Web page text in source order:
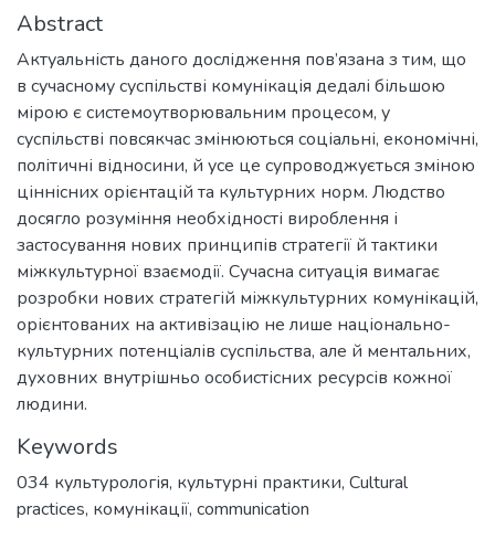
Abstract
Актуальність даного дослідження пов’язана з тим, що
в сучасному суспільстві комунікація дедалі більшою
мірою є системоутворювальним процесом, у
суспільстві повсякчас змінюються соціальні, економічні,
політичні відносини, й усе це супроводжується зміною
ціннісних орієнтацій та культурних норм. Людство
досягло розуміння необхідності вироблення і
застосування нових принципів стратегії й тактики
міжкультурної взаємодії. Сучасна ситуація вимагає
розробки нових стратегій міжкультурних комунікацій,
орієнтованих на активізацію не лише національно-
культурних потенціалів суспільства, але й ментальних,
духовних внутрішньо особистісних ресурсів кожної
людини.
Keywords
034 культурологія, культурні практики, Cultural
practices, комунікації, communication